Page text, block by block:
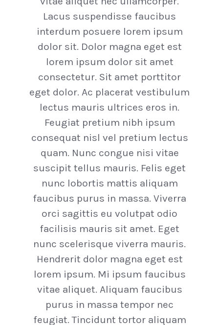
Lacus suspendisse faucibus
interdum posuere lorem ipsum
dolor sit. Dolor magna eget est
lorem ipsum dolor sit amet
consectetur. Sit amet porttitor
eget dolor. Ac placerat vestibulum
lectus mauris ultrices eros in.
Feugiat pretium nibh ipsum
consequat nisl vel pretium lectus
quam. Nunc congue nisi vitae
suscipit tellus mauris. Felis eget
nunc lobortis mattis aliquam
faucibus purus in massa. Viverra
orci sagittis eu volutpat odio
facilisis mauris sit amet. Eget
nunc scelerisque viverra mauris.
Hendrerit dolor magna eget est
lorem ipsum. Mi ipsum faucibus
vitae aliquet. Aliquam faucibus
purus in massa tempor nec
feugiat. Tincidunt tortor aliquam